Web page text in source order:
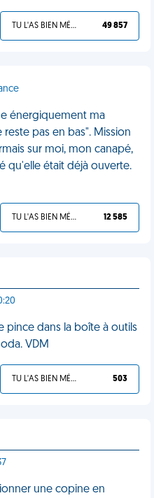
TU L'AS BIEN MÉRITÉ 49 857
énergiquement ma
pas en bas". Mission
sur moi, mon canapé,
qu'elle était déjà ouverte.
TU L'AS BIEN MÉRITÉ 12 585
pince dans la boîte à outils
VDM
TU L'AS BIEN MÉRITÉ 503
une copine en